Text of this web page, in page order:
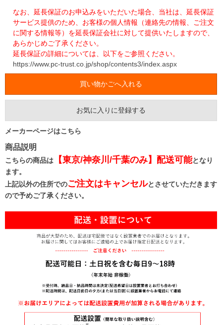
なお、延長保証のお申込みをいただいた場合、当社は、延長保証
サービス提供のため、お客様の個人情報（連絡先の情報、ご注文
に関する情報等）を延長保証会社に対して提供いたしますので、
あらかじめご了承ください。
延長保証の詳細については、以下をご参照ください。
https://www.pc-trust.co.jp/shop/contents3/index.aspx
お気に入りに登録する
メーカーページはこちら
商品説明
こちらの商品は 【東京/神奈川/千葉のみ】配送可能となり
ます。
上記以外の住所でのご注文はキャンセルとさせていただきます
ので予めご了承ください。